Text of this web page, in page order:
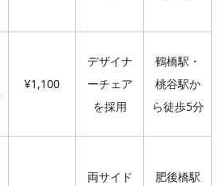
¥1,100
デザイナ
ーチェア
を採用
鶴橋駅・
桃谷駅か
ら徒歩5分
両サイド
肥後橋駅